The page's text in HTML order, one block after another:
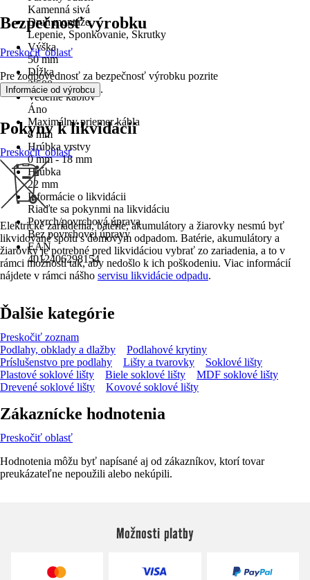
Kamenná sivá
Druh montáže
Lepenie, Sponkovanie, Skrutky
Výška
50 mm
Dĺžka
2 500 mm
Vedenie káblov
Áno
Maximálny priemer kábla
8 mm
Hrúbka vrstvy
0 mm - 18 mm
Hrúbka
22 mm
Informácie o likvidácii
Riaďte sa pokynmi na likvidáciu
Povrch/povrchová úprava
Bez povrchovej úpravy
EAN
4012406298154
Bezpečnosť výrobku
Preskočiť oblasť
Pre zodpovednosť za bezpečnosť výrobku pozrite
Informácie od výrobcu .
Pokyny k likvidácii
Preskočiť oblasť
Elektrické zariadenia, batérie, akumulátory a žiarovky nesmú byť
likvidované spolu s domovým odpadom. Batérie, akumulátory a
žiarovky je potrebné pred likvidáciou vybrať zo zariadenia, a to v
rámci možností tak, aby nedošlo k ich poškodeniu. Viac informácií
nájdete v rámci nášho servisu likvidácie odpadu.
Ďalšie kategórie
Preskočiť zoznam
Podlahy, obklady a dlažby
Podlahové krytiny
Príslušenstvo pre podlahy
Lišty a tvarovky
Soklové lišty
Plastové soklové lišty
Biele soklové lišty
MDF soklové lišty
Drevené soklové lišty
Kovové soklové lišty
Zákaznícke hodnotenia
Preskočiť oblasť
Hodnotenia môžu byť napísané aj od zákazníkov, ktorí tovar
preukázateľne nepoužili alebo nekúpili.
Možnosti platby